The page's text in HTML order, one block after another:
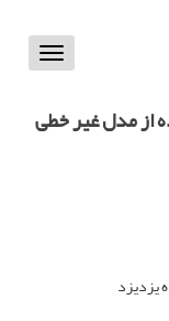
Toggle
از مدل غیر خطی
یزدیزد